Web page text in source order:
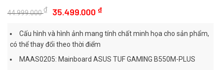
44.999.000₫ 35.499.000 ₫
Cấu hình và hình ảnh mang tính chất minh họa cho sản phẩm,
có thể thay đổi theo thời điểm
MAAS0205: Mainboard ASUS TUF GAMING B550M-PLUS